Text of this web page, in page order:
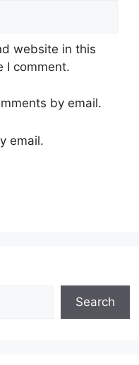
website in this
I comment.
by email.
email.
Search